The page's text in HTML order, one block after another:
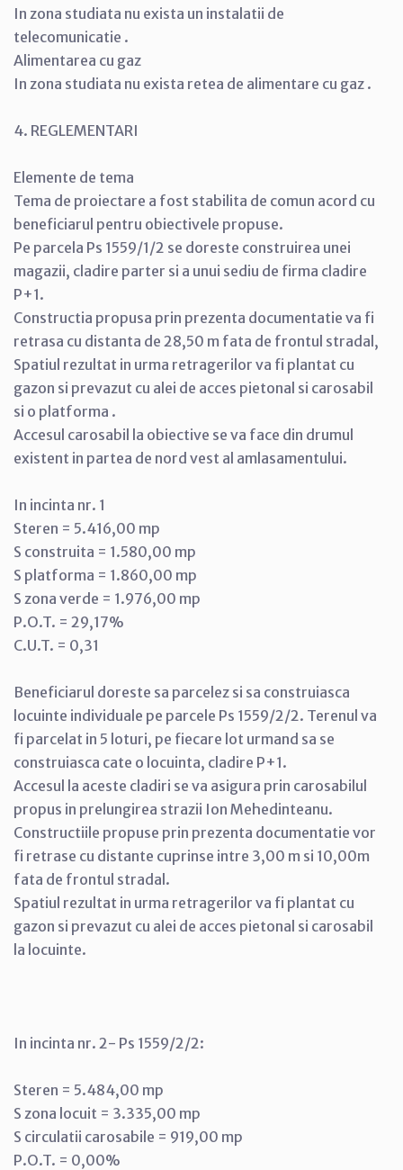
In zona studiata nu exista un instalatii de
telecomunicatie .
Alimentarea cu gaz
In zona studiata nu exista retea de alimentare cu gaz .
4. REGLEMENTARI
Elemente de tema
Tema de proiectare a fost stabilita de comun acord cu
beneficiarul pentru obiectivele propuse.
Pe parcela Ps 1559/1/2 se doreste construirea unei
magazii, cladire parter si a unui sediu de firma cladire
P+1.
Constructia propusa prin prezenta documentatie va fi
retrasa cu distanta de 28,50 m fata de frontul stradal,
Spatiul rezultat in urma retragerilor va fi plantat cu
gazon si prevazut cu alei de acces pietonal si carosabil
si o platforma .
Accesul carosabil la obiective se va face din drumul
existent in partea de nord vest al amlasamentului.
In incinta nr. 1
Steren = 5.416,00 mp
S construita = 1.580,00 mp
S platforma = 1.860,00 mp
S zona verde = 1.976,00 mp
P.O.T. = 29,17%
C.U.T. = 0,31
Beneficiarul doreste sa parcelez si sa construiasca
locuinte individuale pe parcele Ps 1559/2/2. Terenul va
fi parcelat in 5 loturi, pe fiecare lot urmand sa se
construiasca cate o locuinta, cladire P+1.
Accesul la aceste cladiri se va asigura prin carosabilul
propus in prelungirea strazii Ion Mehedinteanu.
Constructiile propuse prin prezenta documentatie vor
fi retrase cu distante cuprinse intre 3,00 m si 10,00m
fata de frontul stradal.
Spatiul rezultat in urma retragerilor va fi plantat cu
gazon si prevazut cu alei de acces pietonal si carosabil
la locuinte.
In incinta nr. 2- Ps 1559/2/2:
Steren = 5.484,00 mp
S zona locuit = 3.335,00 mp
S circulatii carosabile = 919,00 mp
P.O.T. = 0,00%